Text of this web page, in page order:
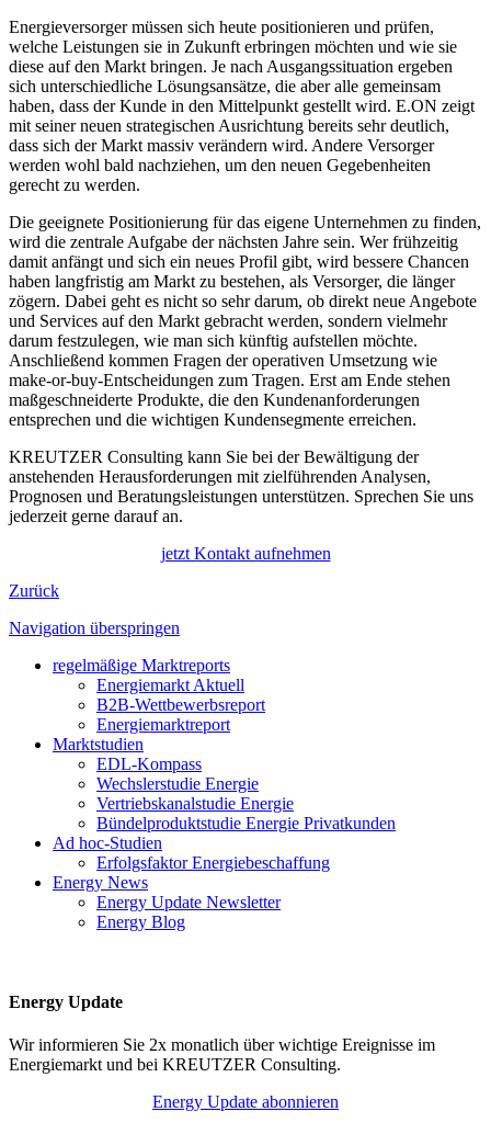
Energieversorger müssen sich heute positionieren und prüfen,
welche Leistungen sie in Zukunft erbringen möchten und wie sie
diese auf den Markt bringen. Je nach Ausgangssituation ergeben
sich unterschiedliche Lösungsansätze, die aber alle gemeinsam
haben, dass der Kunde in den Mittelpunkt gestellt wird. E.ON zeigt
mit seiner neuen strategischen Ausrichtung bereits sehr deutlich,
dass sich der Markt massiv verändern wird. Andere Versorger
werden wohl bald nachziehen, um den neuen Gegebenheiten
gerecht zu werden.
Die geeignete Positionierung für das eigene Unternehmen zu finden,
wird die zentrale Aufgabe der nächsten Jahre sein. Wer frühzeitig
damit anfängt und sich ein neues Profil gibt, wird bessere Chancen
haben langfristig am Markt zu bestehen, als Versorger, die länger
zögern. Dabei geht es nicht so sehr darum, ob direkt neue Angebote
und Services auf den Markt gebracht werden, sondern vielmehr
darum festzulegen, wie man sich künftig aufstellen möchte.
Anschließend kommen Fragen der operativen Umsetzung wie
make-or-buy-Entscheidungen zum Tragen. Erst am Ende stehen
maßgeschneiderte Produkte, die den Kundenanforderungen
entsprechen und die wichtigen Kundensegmente erreichen.
KREUTZER Consulting kann Sie bei der Bewältigung der
anstehenden Herausforderungen mit zielführenden Analysen,
Prognosen und Beratungsleistungen unterstützen. Sprechen Sie uns
jederzeit gerne darauf an.
jetzt Kontakt aufnehmen
Zurück
Navigation überspringen
regelmäßige Marktreports
Energiemarkt Aktuell
B2B-Wettbewerbsreport
Energiemarktreport
Marktstudien
EDL-Kompass
Wechslerstudie Energie
Vertriebskanalstudie Energie
Bündelproduktstudie Energie Privatkunden
Ad hoc-Studien
Erfolgsfaktor Energiebeschaffung
Energy News
Energy Update Newsletter
Energy Blog
Energy Update
Wir informieren Sie 2x monatlich über wichtige Ereignisse im
Energiemarkt und bei KREUTZER Consulting.
Energy Update abonnieren